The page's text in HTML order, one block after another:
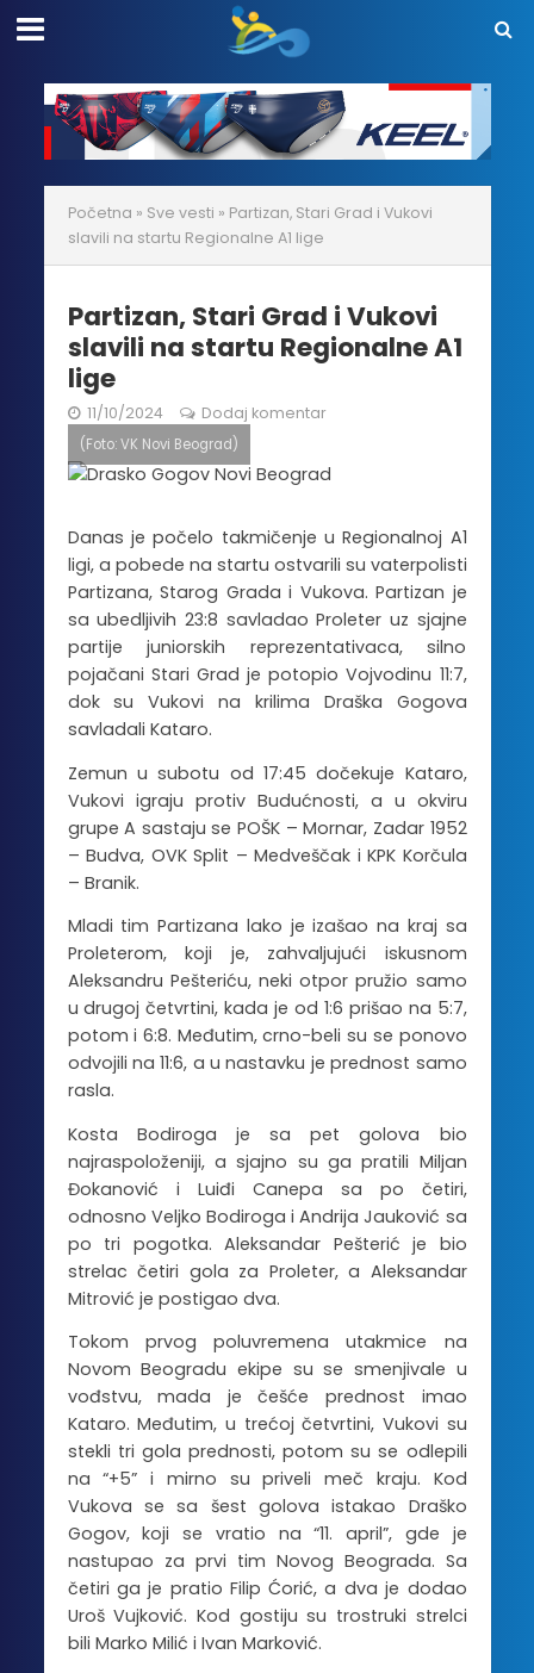
Početna » Sve vesti » Partizan, Stari Grad i Vukovi
slavili na startu Regionalne A1 lige
Partizan, Stari Grad i Vukovi
slavili na startu Regionalne A1
lige
11/10/2024 Dodaj komentar
(Foto: VK Novi Beograd)
Danas je počelo takmičenje u Regionalnoj A1
ligi, a pobede na startu ostvarili su vaterpolisti
Partizana, Starog Grada i Vukova. Partizan je
sa ubedljivih 23:8 savladao Proleter uz sjajne
partije juniorskih reprezentativaca, silno
pojačani Stari Grad je potopio Vojvodinu 11:7,
dok su Vukovi na krilima Draška Gogova
savladali Kataro.
Zemun u subotu od 17:45 dočekuje Kataro,
Vukovi igraju protiv Budućnosti, a u okviru
grupe A sastaju se POŠK – Mornar, Zadar 1952
– Budva, OVK Split – Medveščak i KPK Korčula
– Branik.
Mladi tim Partizana lako je izašao na kraj sa
Proleterom, koji je, zahvaljujući iskusnom
Aleksandru Pešteriću, neki otpor pružio samo
u drugoj četvrtini, kada je od 1:6 prišao na 5:7,
potom i 6:8. Međutim, crno-beli su se ponovo
odvojili na 11:6, a u nastavku je prednost samo
rasla.
Kosta Bodiroga je sa pet golova bio
najraspoloženiji, a sjajno su ga pratili Miljan
Đokanović i Luiđi Canepa sa po četiri,
odnosno Veljko Bodiroga i Andrija Jauković sa
po tri pogotka. Aleksandar Pešterić je bio
strelac četiri gola za Proleter, a Aleksandar
Mitrović je postigao dva.
Tokom prvog poluvremena utakmice na
Novom Beogradu ekipe su se smenjivale u
vođstvu, mada je češće prednost imao
Kataro. Međutim, u trećoj četvrtini, Vukovi su
stekli tri gola prednosti, potom su se odlepili
na “+5” i mirno su priveli meč kraju. Kod
Vukova se sa šest golova istakao Draško
Gogov, koji se vratio na “11. april”, gde je
nastupao za prvi tim Novog Beograda. Sa
četiri ga je pratio Filip Ćorić, a dva je dodao
Uroš Vujković. Kod gostiju su trostruki strelci
bili Marko Milić i Ivan Marković.